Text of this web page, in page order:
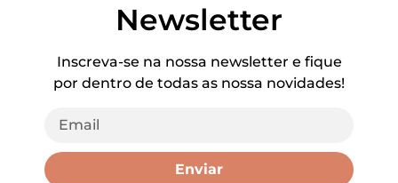
Newsletter
Inscreva-se na nossa newsletter e fique
por dentro de todas as nossa novidades!
Enviar